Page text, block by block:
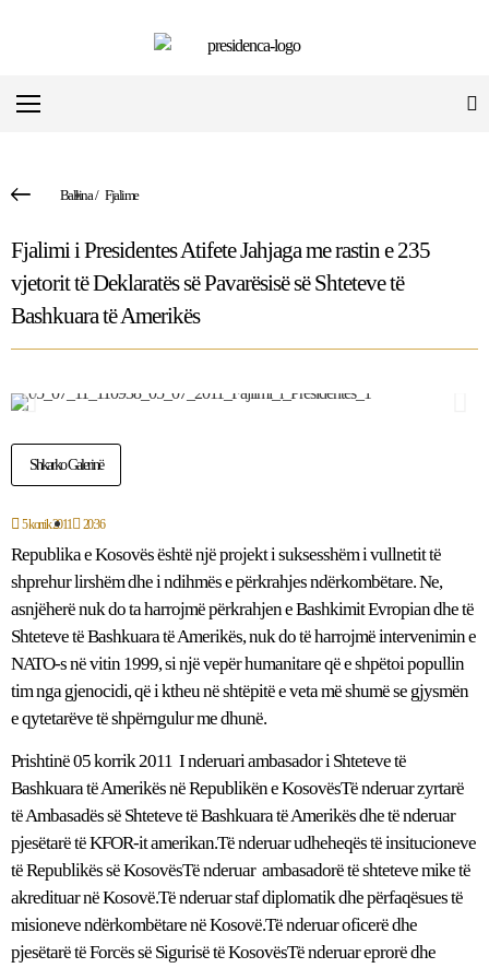
Ballina/ Fjalime
Fjalimi i Presidentes Atifete Jahjaga me rastin e 235
vjetorit të Deklaratës së Pavarësisë së Shteteve të
Bashkuara të Amerikës
Shkarko Galerinë
5 korrik 2011 20:36
Republika e Kosovës është një projekt i suksesshëm i vullnetit të
shprehur lirshëm dhe i ndihmës e përkrahjes ndërkombëtare. Ne,
asnjëherë nuk do ta harrojmë përkrahjen e Bashkimit Evropian dhe të
Shteteve të Bashkuara të Amerikës, nuk do të harrojmë intervenimin e
NATO-s në vitin 1999, si një vepër humanitare që e shpëtoi popullin
tim nga gjenocidi, që i ktheu në shtëpitë e veta më shumë se gjysmën
e qytetarëve të shpërngulur me dhunë.
Prishtinë 05 korrik 2011 I nderuari ambasador i Shteteve të
Bashkuara të Amerikës në Republikën e KosovësTë nderuar zyrtarë
të Ambasadës së Shteteve të Bashkuara të Amerikës dhe të nderuar
pjesëtarë të KFOR-it amerikan.Të nderuar udheheqës të insitucioneve
të Republikës së KosovësTë nderuar ambasadorë të shteteve mike të
akredituar në Kosovë.Të nderuar staf diplomatik dhe përfaqësues të
misioneve ndërkombëtare në Kosovë.Të nderuar oficerë dhe
pjesëtarë të Forcës së Sigurisë të KosovësTë nderuar eprorë dhe